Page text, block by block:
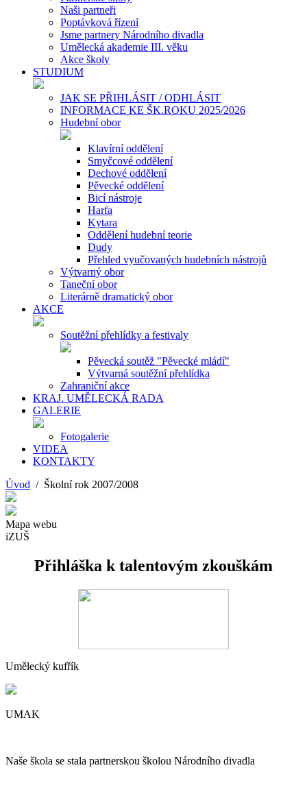
Naši partneři
Poptávková řízení
Jsme partnery Národního divadla
Umělecká akademie III. věku
Akce školy
STUDIUM
JAK SE PŘIHLÁSIT / ODHLÁSIT
INFORMACE KE ŠK.ROKU 2025/2026
Hudební obor
Klavírní oddělení
Smyčcové oddělení
Dechové oddělení
Pěvecké oddělení
Bicí nástroje
Harfa
Kytara
Oddělení hudební teorie
Dudy
Přehled vyučovaných hudebních nástrojů
Výtvarný obor
Taneční obor
Literárně dramatický obor
AKCE
Soutěžní přehlídky a festivaly
Pěvecká soutěž "Pěvecké mládí"
Výtvarná soutěžní přehlídka
Zahraniční akce
KRAJ. UMĚLECKÁ RADA
GALERIE
Fotogalerie
VIDEA
KONTAKTY
Úvod / Školní rok 2007/2008
Mapa webu
iZUŠ
Přihláška k talentovým zkouškám
Umělecký kufřík
UMAK
Naše škola se stala partnerskou školou Národního divadla